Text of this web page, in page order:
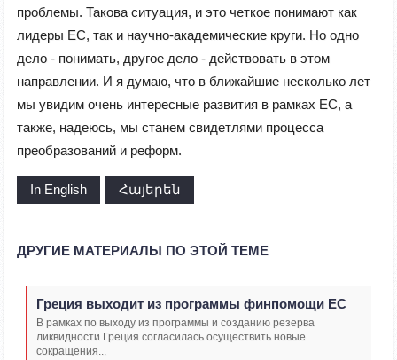
проблемы. Такова ситуация, и это четкое понимают как
лидеры ЕС, так и научно-академические круги. Но одно
дело - понимать, другое дело - действовать в этом
направлении. И я думаю, что в ближайшие несколько лет
мы увидим очень интересные развития в рамках ЕС, а
также, надеюсь, мы станем свидетлями процесса
преобразований и реформ.
In English Հայերեն
ДРУГИЕ МАТЕРИАЛЫ ПО ЭТОЙ ТЕМЕ
Греция выходит из программы финпомощи ЕС
В рамках по выходу из программы и созданию резерва
ликвидности Греция согласилась осуществить новые
сокращения...